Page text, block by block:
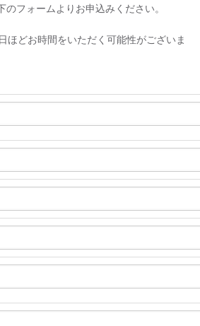
フォームよりお申込みください。
ほどお時間をいただく可能性がございま